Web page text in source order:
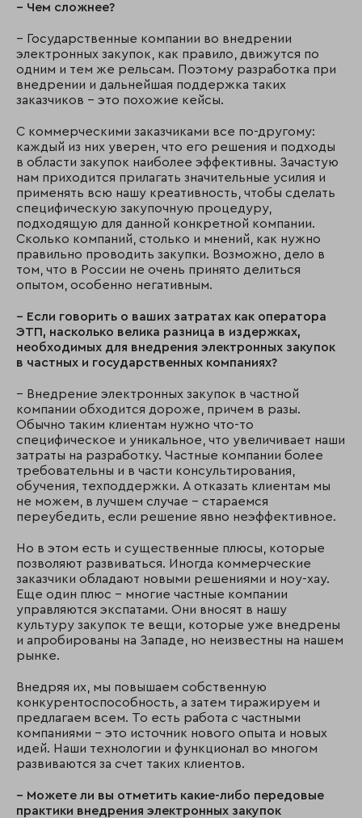
– Чем сложнее?
– Государственные компании во внедрении
электронных закупок, как правило, движутся по
одним и тем же рельсам. Поэтому разработка при
внедрении и дальнейшая поддержка таких
заказчиков – это похожие кейсы.
С коммерческими заказчиками все по-другому:
каждый из них уверен, что его решения и подходы
в области закупок наиболее эффективны. Зачастую
нам приходится прилагать значительные усилия и
применять всю нашу креативность, чтобы сделать
специфическую закупочную процедуру,
подходящую для данной конкретной компании.
Сколько компаний, столько и мнений, как нужно
правильно проводить закупки. Возможно, дело в
том, что в России не очень принято делиться
опытом, особенно негативным.
– Если говорить о ваших затратах как оператора
ЭТП, насколько велика разница в издержках,
необходимых для внедрения электронных закупок
в частных и государственных компаниях?
– Внедрение электронных закупок в частной
компании обходится дороже, причем в разы.
Обычно таким клиентам нужно что-то
специфическое и уникальное, что увеличивает наши
затраты на разработку. Частные компании более
требовательны и в части консультирования,
обучения, техподдержки. А отказать клиентам мы
не можем, в лучшем случае – стараемся
переубедить, если решение явно неэффективное.
Но в этом есть и существенные плюсы, которые
позволяют развиваться. Иногда коммерческие
заказчики обладают новыми решениями и ноу-хау.
Еще один плюс – многие частные компании
управляются экспатами. Они вносят в нашу
культуру закупок те вещи, которые уже внедрены
и апробированы на Западе, но неизвестны на нашем
рынке.
Внедряя их, мы повышаем собственную
конкурентоспособность, а затем тиражируем и
предлагаем всем. То есть работа с частными
компаниями – это источник нового опыта и новых
идей. Наши технологии и функционал во многом
развиваются за счет таких клиентов.
– Можете ли вы отметить какие-либо передовые
практики внедрения электронных закупок